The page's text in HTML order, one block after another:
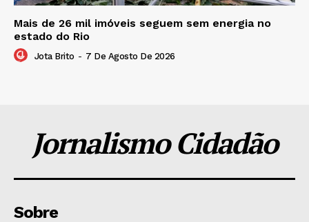
Mais de 26 mil imóveis seguem sem energia no
estado do Rio
Jota Brito - 7 De Agosto De 2026
Jornalismo Cidadão
Sobre